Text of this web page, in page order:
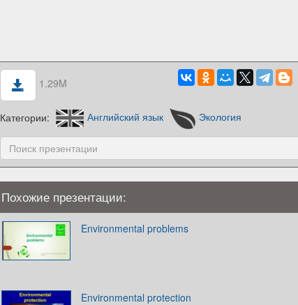
1.29M
Категории: Английский язык Экология
Похожие презентации:
Environmental problems
Environmental protection